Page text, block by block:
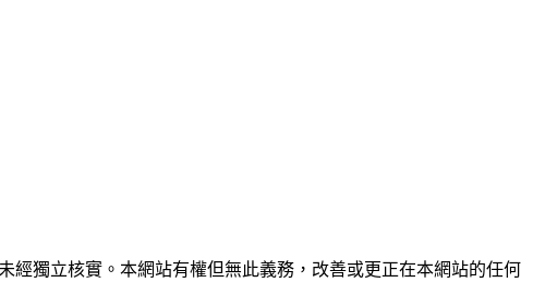
經獨立核實。本網站有權但無此義務，改善或更正在本網站的任何